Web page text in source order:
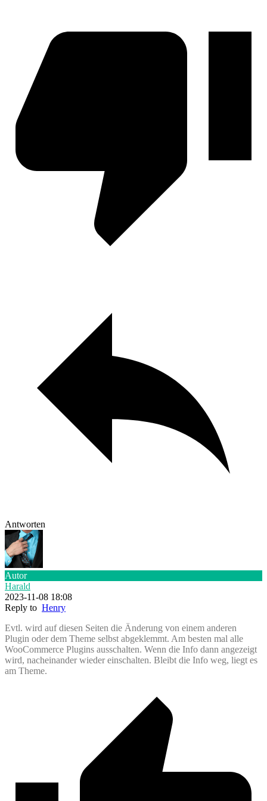
Antworten
Autor
Harald
2023-11-08 18:08
Reply to Henry
Evtl. wird auf diesen Seiten die Änderung von einem anderen
Plugin oder dem Theme selbst abgeklemmt. Am besten mal alle
WooCommerce Plugins ausschalten. Wenn die Info dann angezeigt
wird, nacheinander wieder einschalten. Bleibt die Info weg, liegt es
am Theme.